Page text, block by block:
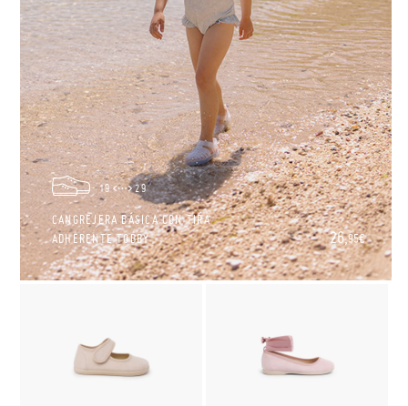
19 29
CANGREJERA BÁSICA CON TIRA
ADHERENTE TOBBY
26,95€